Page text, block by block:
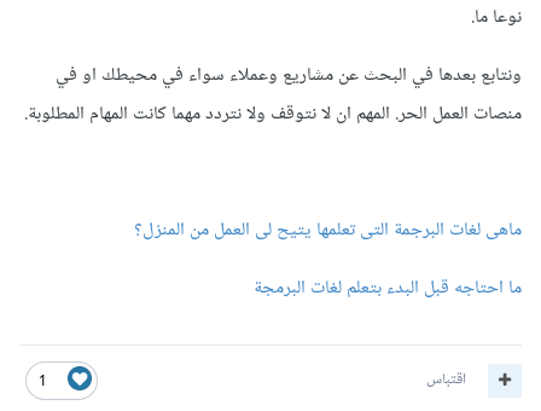
نوعا ما.
ونتابع بعدها في البحث عن مشاريع وعملاء سواء في محيطك او في
منصات العمل الحر. المهم ان لا نتوقف ولا نتردد مهما كانت المهام المطلوبة.
ماهى لغات البرجمة التى تعلمها يتيح لى العمل من المنزل؟
ما احتاجه قبل البدء بتعلم لغات البرمجة
1 اقتباس